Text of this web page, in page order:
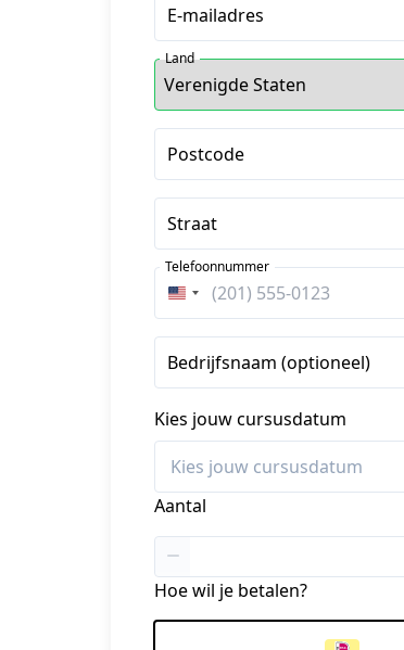
E-mailadres
Land
Postcode
Straat
Verenigde
Staten
+1
Telefoonnummer
Bedrijfsnaam (optioneel)
Kies jouw cursusdatum
Aantal
Hoe wil je betalen?